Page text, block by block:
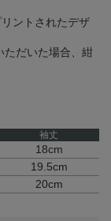
ントされたデザ
ただいた場合、紺
袖丈
18cm
19.5cm
20cm